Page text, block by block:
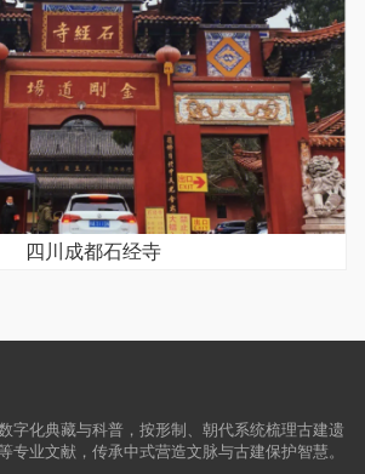
四川成都石经寺
字化典藏与科普，按形制、朝代系统梳理古建遗
专业文献，传承中式营造文脉与古建保护智慧。